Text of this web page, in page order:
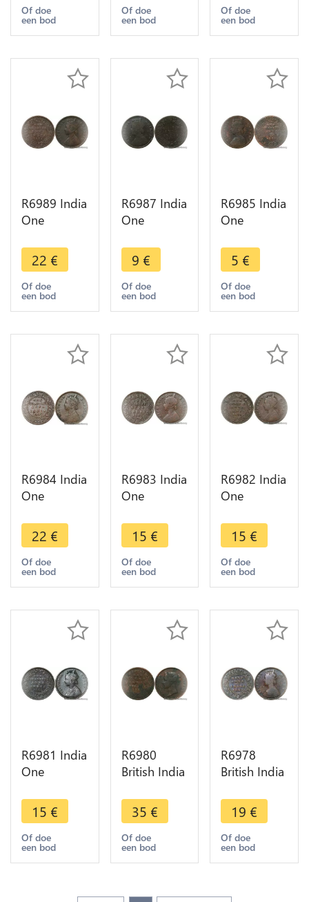
1894
Calcutta ->
Of doe
een bod
1888
Calcutta ->
Of doe
een bod
1883
Calcutta ->
Of doe
een bod
R6989 India
One
Anna
Victoria
1884
Calcutta ->
22 €
Of doe
een bod
R6987 India
One
Anna
Victoria
1883
Calcutta ->
9 €
Of doe
een bod
R6985 India
One
Anna
Victoria
1862
Calcutta ->
5 €
Of doe
een bod
R6984 India
One
Anna
Victoria
1887
Calcutta ->
22 €
Of doe
een bod
R6983 India
One
Anna
Victoria
1901
Calcutta ->
15 €
Of doe
een bod
R6982 India
One
Anna
Victoria
1876
Calcutta ->
15 €
Of doe
een bod
R6981 India
One
Anna
Victoria
1862
Calcutta ->
15 €
Of doe
een bod
R6980
British India
Cent
Victoria
1862 ->
Make offer
35 €
Of doe
een bod
R6978
British India
Victoria
1862 ->
Make offer
19 €
Of doe
een bod